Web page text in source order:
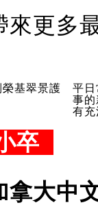
來更多
基翠景護
平
事
有
卒
拿大中